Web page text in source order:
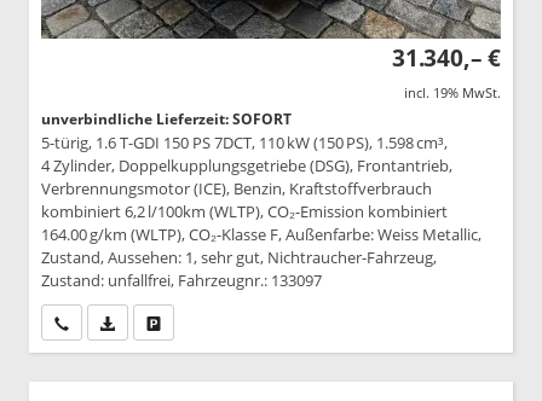
31.340,– €
incl. 19% MwSt.
unverbindliche Lieferzeit: SOFORT
5-türig, 1.6 T-GDI 150 PS 7DCT, 110 kW (150 PS), 1.598 cm³,
4 Zylinder, Doppelkupplungsgetriebe (DSG), Frontantrieb,
Verbrennungsmotor (ICE), Benzin, Kraftstoffverbrauch
kombiniert 6,2 l/100km (WLTP), CO₂-Emission kombiniert
164.00 g/km (WLTP), CO₂-Klasse F, Außenfarbe: Weiss Metallic,
Zustand, Aussehen: 1, sehr gut, Nichtraucher-Fahrzeug,
Zustand: unfallfrei, Fahrzeugnr.: 133097
Wir rufen Sie anPDF-Datei, Fahrzeugexposé drucken